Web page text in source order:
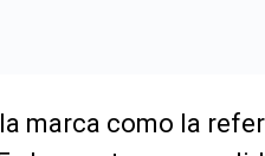
marca como la